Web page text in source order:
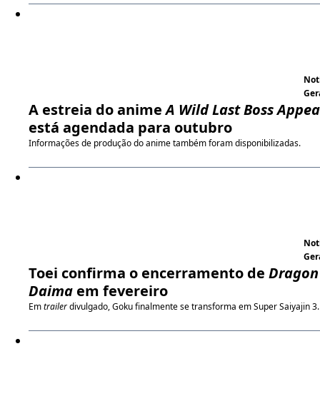
A estreia do animeA Wild Last Boss
está agendada para outubro
Informações de produção do anime também foram disponibilizadas.
Toei confirma o encerramento de
Daima em fevereiro
Emtrailerdivulgado, Goku finalmente se transforma em Super Saiyajin 3.